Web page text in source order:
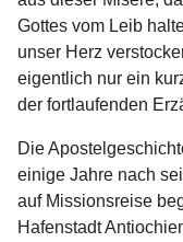
Gottes vom Leib
unser Herz
eigentlich nur ein
der fortlaufenden
Die
einige Jahre nach
auf Missionsreise
Hafenstadt